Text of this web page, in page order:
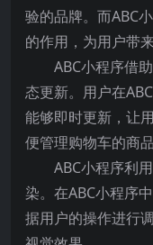
验的品牌。而ABC
的作用，为用户带
ABC小程序借
态更新。用户在
能够即时更新，让
便管理购物车的商品
ABC小程序利
染。在ABC小程序
据用户的操作进行